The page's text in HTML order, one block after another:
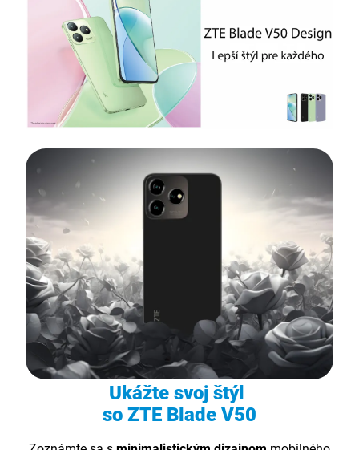
Ukážte svoj štýl
so ZTE Blade V50